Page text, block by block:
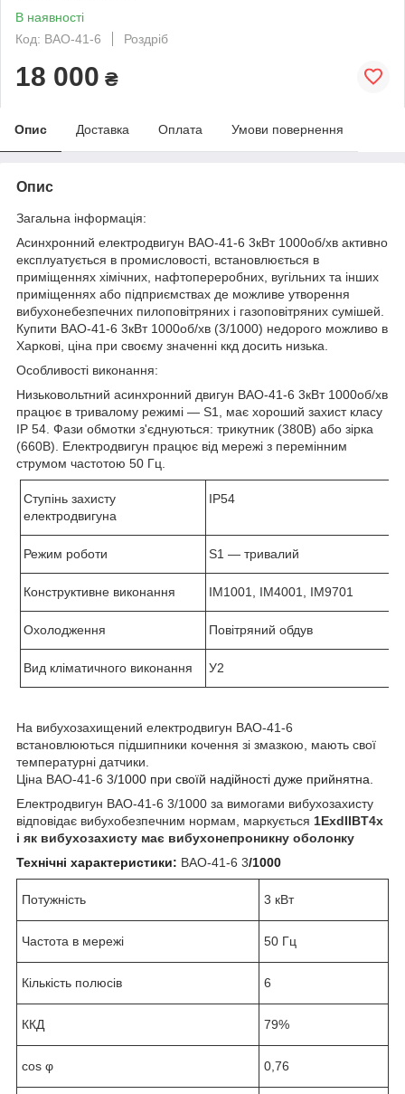
В наявності
Код: ВАО-41-6
Роздріб
18 000 ₴
Опис Доставка Оплата Умови повернення
Опис
Загальна інформація:
Асинхронний електродвигун ВАО-41-6 3кВт 1000об/хв активно
експлуатується в промисловості, встановлюється в
приміщеннях хімічних, нафтопереробних, вугільних та інших
приміщеннях або підприємствах де можливе утворення
вибухонебезпечних пилоповітряних і газоповітряних сумішей.
Купити ВАО-41-6 3кВт 1000об/хв (3/1000) недорого можливо в
Харкові, ціна при своєму значенні ккд досить низька.
Особливості виконання:
Низьковольтний асинхронний двигун ВАО-41-6 3кВт 1000об/хв
працює в тривалому режимі ― S1, має хороший захист класу
ІP 54. Фази обмотки з'єднуються: трикутник (380В) або зірка
(660В). Електродвигун працює від мережі з перемінним
струмом частотою 50 Гц.
Ступінь захисту
електродвигуна
IP54
Режим роботи S1 ― тривалий
Конструктивне виконання IM1001, IM4001, IM9701
Охолодження Повітряний обдув
Вид кліматичного виконання У2
На вибухозахищений електродвигун ВАО-41-6
встановлюються підшипники кочення зі змазкою, мають свої
температурні датчики.
Ціна ВАО-41-6 3/1000 при своїй надійності дуже прийнятна.
Електродвигун ВАО-41-6 3/1000 за вимогами вибухозахисту
відповідає вибухобезпечним нормам, маркується 1ExdIIBT4х
і як вибухозахисту має вибухонепроникну оболонку
Технічні характеристики: ВАО-41-6 3/1000
Потужність 3 кВт
Частота в мережі 50 Гц
Кількість полюсів 6
ККД 79%
cos φ 0,76